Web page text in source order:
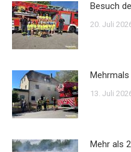
Besuch
20. Juli
13. Juli
Mehr als